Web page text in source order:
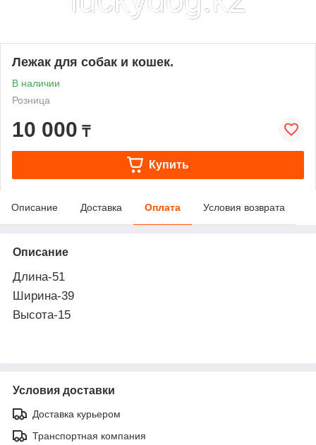
Лежак для собак и кошек.
В наличии
Розница
10 000 ₸
Купить
Описание Доставка Оплата Условия возврата
Описание
Длина-51
Ширина-39
Высота-15
Условия доставки
Доставка курьером
Транспортная компания